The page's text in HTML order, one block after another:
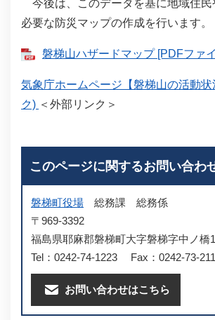
今後は、このデータを基に地域住民
必要な防災マップの作成を行います。
磐梯山ハザードマップ [PDFファ
気象庁ホームページ【磐梯山の活動状
ク) ＜外部リンク＞
このページに関するお問い合わ
磐梯町役場 総務課
総務係
〒969-3392
福島県耶麻郡磐梯町大字磐梯字中ノ橋
Tel：0242-74-1223
Fax：0242-73-
お問い合わせはこちら